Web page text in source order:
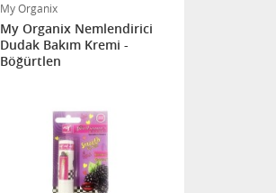
My Organix
My Organix Nemlendirici
Dudak Bakım Kremi -
Böğürtlen